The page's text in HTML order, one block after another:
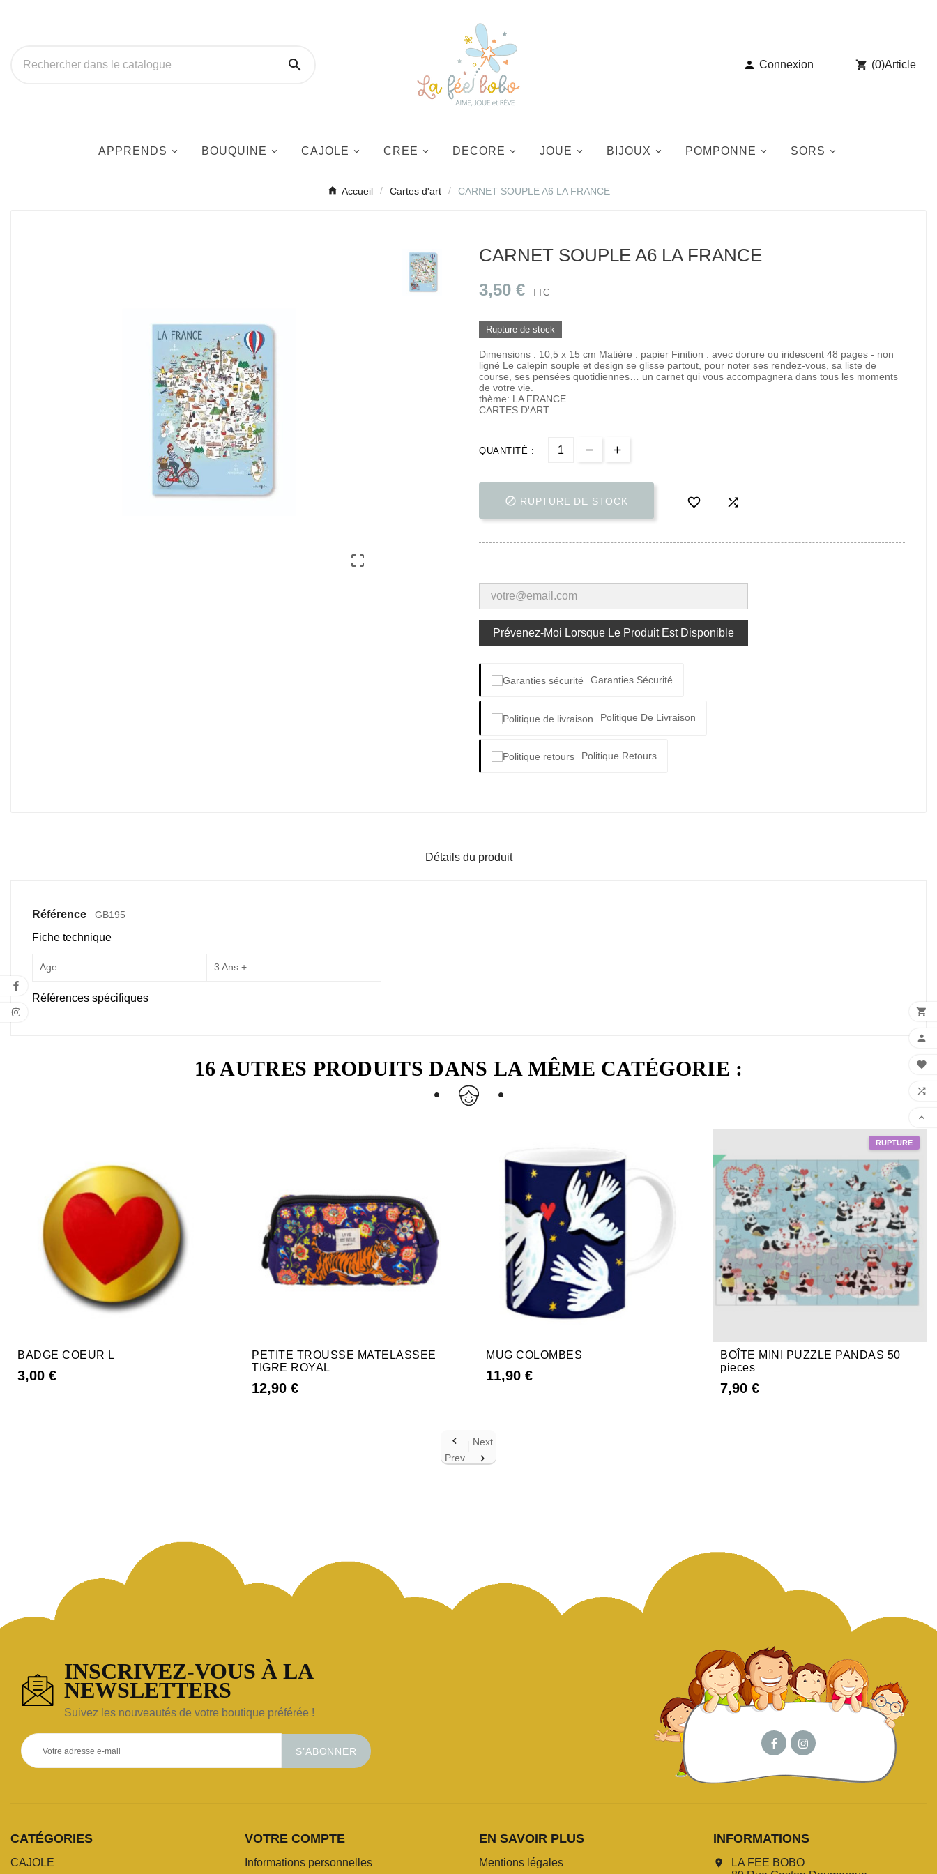
  Connexion  (0)Article
APPRENDS BOUQUINE CAJOLE CREE DECORE JOUE BIJOUX POMPONNE SORS
Accueil Cartes d'art CARNET SOUPLE A6 LA FRANCE

CARNET SOUPLE A6 LA FRANCE
3,50 € TTC
Rupture de stock
Dimensions : 10,5 x 15 cm Matière : papier Finition : avec dorure ou iridescent 48 pages - non
ligné Le calepin souple et design se glisse partout, pour noter ses rendez-vous, sa liste de
course, ses pensées quotidiennes… un carnet qui vous accompagnera dans tous les moments
de votre vie.
thème: LA FRANCE
CARTES D'ART
QUANTITÉ :
 RUPTURE DE STOCK  
Prévenez-Moi Lorsque Le Produit Est Disponible
Garanties Sécurité
Politique De Livraison
Politique Retours
Détails du produit
Référence GB195
Fiche technique
Age 3 Ans +
Références spécifiques
16 AUTRES PRODUITS DANS LA MÊME CATÉGORIE :
BADGE COEUR L
3,00 €
PETITE TROUSSE MATELASSEE
TIGRE ROYAL
12,90 €
MUG COLOMBES
11,90 €
BOÎTE MINI PUZZLE PANDAS 50
pieces
7,90 €

Prev
Next

INSCRIVEZ-VOUS À LA
NEWSLETTERS
Suivez les nouveautés de votre boutique préférée !
S’ABONNER
CATÉGORIES
CAJOLE
VOTRE COMPTE
Informations personnelles
EN SAVOIR PLUS
Mentions légales
INFORMATIONS
location_on
LA FEE BOBO




